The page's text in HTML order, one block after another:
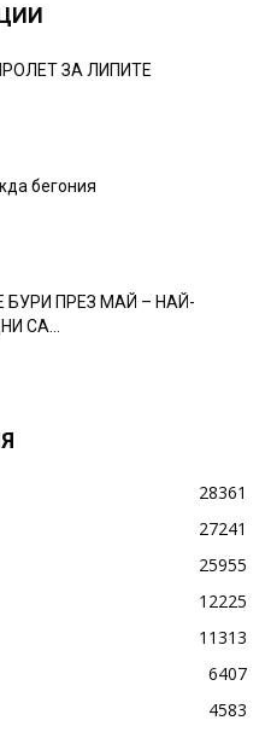
ЗА ЛИПИТЕ
бегония
БУРИ ПРЕЗ МАЙ – НАЙ-
СА…
28361
27241
25955
12225
11313
6407
4583